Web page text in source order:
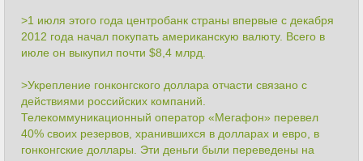
>1 июля этого года центробанк страны впервые с декабря
2012 года начал покупать американскую валюту. Всего в
июле он выкупил почти $8,4 млрд.
>Укрепление гонконгского доллара отчасти связано с
действиями российских компаний.
Телекоммуникационный оператор «Мегафон» перевел
40% своих резервов, хранившихся в долларах и евро, в
гонконгские доллары. Эти деньги были переведены на